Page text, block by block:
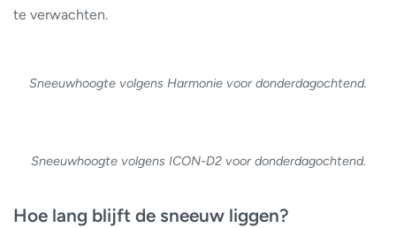
te verwachten.
Sneeuwhoogte volgens Harmonie voor donderdagochtend.
Sneeuwhoogte volgens ICON-D2 voor donderdagochtend.
Hoe lang blijft de sneeuw liggen?